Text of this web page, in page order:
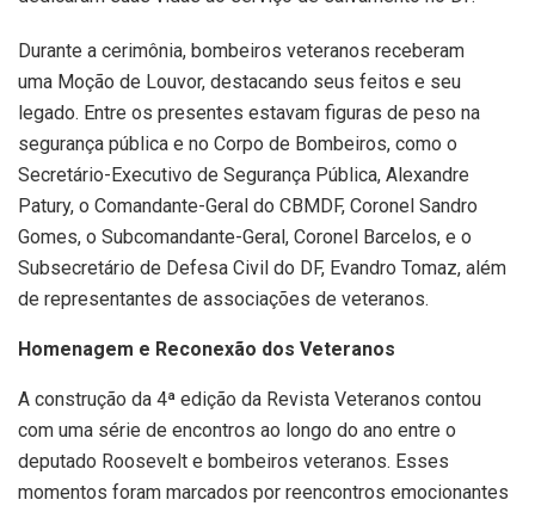
Durante a cerimônia, bombeiros veteranos receberam
uma Moção de Louvor, destacando seus feitos e seu
legado. Entre os presentes estavam figuras de peso na
segurança pública e no Corpo de Bombeiros, como o
Secretário-Executivo de Segurança Pública, Alexandre
Patury, o Comandante-Geral do CBMDF, Coronel Sandro
Gomes, o Subcomandante-Geral, Coronel Barcelos, e o
Subsecretário de Defesa Civil do DF, Evandro Tomaz, além
de representantes de associações de veteranos.
Homenagem e Reconexão dos Veteranos
A construção da 4ª edição da Revista Veteranos contou
com uma série de encontros ao longo do ano entre o
deputado Roosevelt e bombeiros veteranos. Esses
momentos foram marcados por reencontros emocionantes